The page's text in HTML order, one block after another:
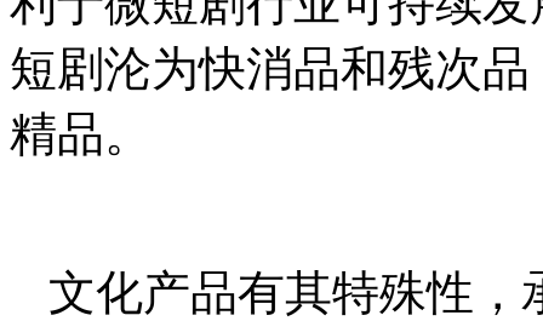
短剧沦为快消品和残次
精品。
文化产品有其特殊性，